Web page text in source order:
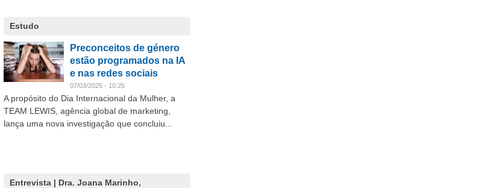
Estudo
Preconceitos de género
estão programados na IA
e nas redes sociais
07/03/2025 - 10:25
A propósito do Dia Internacional da Mulher, a
TEAM LEWIS, agência global de marketing,
lança uma nova investigação que concluiu...
Entrevista | Dra. Joana Marinho,